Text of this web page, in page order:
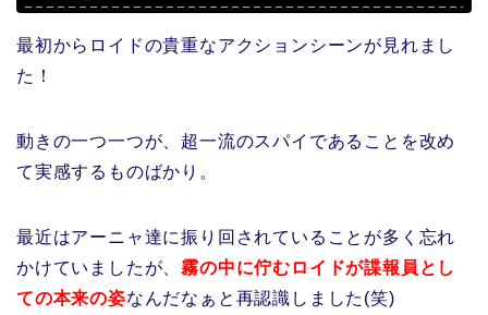
最初からロイドの貴重なアクションシーンが見れまし
た！
動きの一つ一つが、超一流のスパイであることを改め
て実感するものばかり。
最近はアーニャ達に振り回されていることが多く忘れ
かけていましたが、霧の中に佇むロイドが諜報員とし
ての本来の姿なんだなぁと再認識しました(笑)